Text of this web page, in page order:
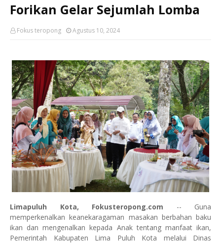
Forikan Gelar Sejumlah Lomba
Fokus teropong Agustus 10, 2024
Limapuluh Kota, Fokusteropong.com -- Guna
memperkenalkan keanekaragaman masakan berbahan baku
ikan dan mengenalkan kepada Anak tentang manfaat ikan,
Pemerintah Kabupaten Lima Puluh Kota melalui Dinas